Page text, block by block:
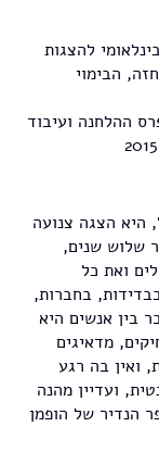
הבינלאומי להצגות
הבימוי
ההלחנה ועיבוד
היא הצגה צנועה
שלוש שנים,
ואת כל
בחברות,
בין אנשים היא
מדאיגים
ואין בה רגע
ועדיין מהנה
הנדיר של הופמן